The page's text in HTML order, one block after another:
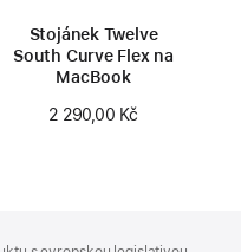
Stojánek Twelve
South Curve Flex na
MacBook
2 290,00 Kč